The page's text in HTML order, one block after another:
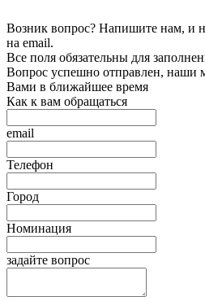
Возник вопрос? Напишите нам, и
на email.
Все поля обязательны для
Вопрос успешно отправлен, наши
Вами в ближайшее время
Как к вам обращаться
email
Телефон
Город
Номинация
задайте вопрос